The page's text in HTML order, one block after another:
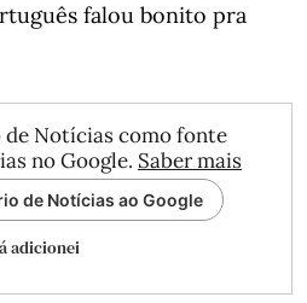
falou bonito pra
de Notícias como fonte
no Google. Saber mais
de Notícias ao Google
adicionei